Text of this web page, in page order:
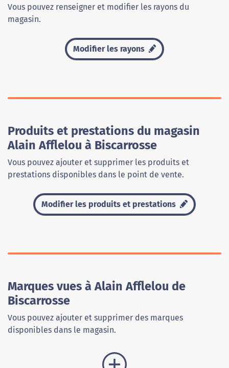
Vous pouvez renseigner et modifier les rayons du
magasin.
Modifier les rayons
Produits et prestations du magasin
Alain Afflelou à Biscarrosse
Vous pouvez ajouter et supprimer les produits et
prestations disponibles dans le point de vente.
Modifier les produits et prestations
Marques vues à Alain Afflelou de
Biscarrosse
Vous pouvez ajouter et supprimer des marques
disponibles dans le magasin.